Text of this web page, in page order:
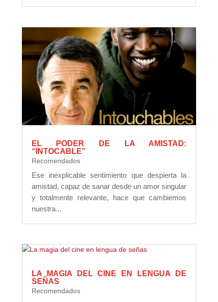
EL PODER DE LA AMISTAD:
“INTOCABLE”
Recomendados
Ese inexplicable sentimiento que despierta la
amistad, capaz de sanar desde un amor singular
y totalmente relevante, hace que cambiemos
nuestra...
LA MAGIA DEL CINE EN LENGUA DE
SEÑAS
Recomendados